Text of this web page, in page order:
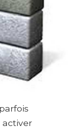
activer